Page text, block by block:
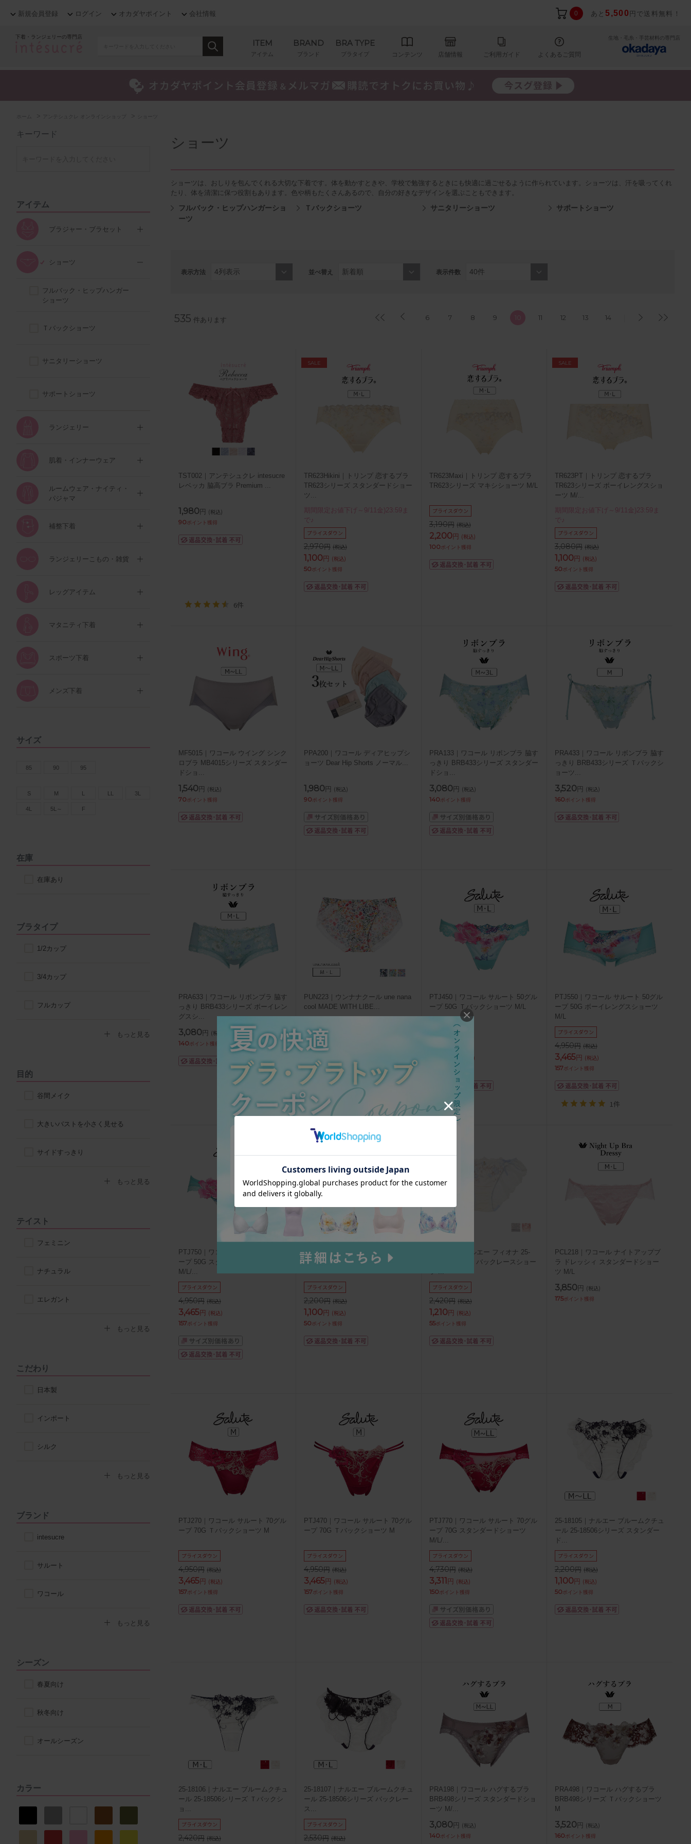
新規会員登録 ログイン オカダヤポイント 会社情報 0 あと 5,500 円で送料無料！
下着・ランジェリーの専門店
ITEM
アイテム
BRAND
ブランド
BRA TYPE
ブラタイプ コンテンツ 店舗情報 ご利用ガイド よくあるご質問
生地・毛糸・手芸材料の専門店
> >
キーワード
アイテム
ブラジャー・ブラセット
ショーツ
フルバック・ヒップハンガー
ショーツ
Ｔバックショーツ
サニタリーショーツ
サポートショーツ
ランジェリー
肌着・インナーウェア
ルームウェア・ナイティ・
パジャマ
補整下着
ランジェリーこもの・雑貨
レッグアイテム
マタニティ下着
スポーツ下着
メンズ下着
サイズ
85 90 95
S M L LL 3L
4L 5L～ F
在庫
在庫あり
ブラタイプ
1/2カップ
3/4カップ
フルカップ
4/5カップ
もっと見る
目的
谷間メイク
大きいバストを小さく見せる
サイドすっきり
ストラップレス
もっと見る
テイスト
フェミニン
ナチュラル
エレガント
もっと見る
こだわり
日本製
インポート
シルク
もっと見る
ブランド
intesucre
サルート
ワコール
もっと見る
シーズン
春夏向け
秋冬向け
オールシーズン
カラー
ショーツ
ショーツは、おしりを包んでくれる大切な下着です。体を動かすときや、学校で勉強するときにも快適に過ごせるように作られています。ショーツは、汗を吸ってくれ
たり、体を清潔に保つ役割もあります。色や柄もたくさんあるので、自分の好きなデザインを選ぶこともできます。
フルバック・ヒップハンガーショ
ーツ
Ｔバックショーツ サニタリーショーツ サポートショーツ
表示方法 並べ替え 表示件数
535 件あります 6 7 8 9 10 11 12 13 14
TST002｜アンテシュクレ intesucre
レベッカ 脇高ブラ Premium ...
6件
1,980円 (税込)
90ポイント獲得
SALE
TR623Hikini｜トリンプ 恋するブラ
TR623シリーズ スタンダードショー
ツ ...
期間限定お値下げ～9/11金)23:59ま
で♪
2,970円 (税込)
プライスダウン
1,100円 (税込)
50ポイント獲得
TR623Maxi｜トリンプ 恋するブラ
TR623シリーズ マキシショーツ M/L
3,190円 (税込)
プライスダウン
2,200円 (税込)
100ポイント獲得
SALE
TR623PT｜トリンプ 恋するブラ
TR623シリーズ ボーイレングスショ
ーツ M/...
期間限定お値下げ～9/11金)23:59ま
で♪
3,080円 (税込)
プライスダウン
1,100円 (税込)
50ポイント獲得
MF5015｜ワコール ウイング シンク
ロブラ MB4015シリーズ スタンダー
ドショ ...
1,540円 (税込)
70ポイント獲得
PPA200｜ワコール ディアヒップシ
ョーツ Dear Hip Shorts ノーマル...
1,980円 (税込)
90ポイント獲得
PRA133｜ワコール リボンブラ 脇す
っきり BRB433シリーズ スタンダー
ドショ ...
3,080円 (税込)
140ポイント獲得
PRA433｜ワコール リボンブラ 脇す
っきり BRB433シリーズ Ｔバックシ
ョーツ ...
3,520円 (税込)
160ポイント獲得
PRA633｜ワコール リボンブラ 脇す
っきり BRB433シリーズ ボーイレン
グスシ ...
3,080円 (税込)
140ポイント獲得
PUN223｜ウンナナクール une nana
cool MADE WITH LIBE...
2,310円
ポイント獲得
PTJ450｜ワコール サルート 50グル
ープ 50G Ｔバックショーツ M/L
円 (税込)
プライスダウン
円
(税込)
ポイント獲得
PTJ550｜ワコール サルート 50グル
ープ 50G ボーイレングスショーツ
M/L
1件
4,950円 (税込)
プライスダウン
3,465円 (税込)
157ポイント獲得
PTJ750｜ワコール サルート 50グル
ープ 50G スタンダードショーツ
M/L/...
4,950円 (税込)
プライスダウン
3,465円 (税込)
157ポイント獲得
25-18121｜ナルエー フィオナ 25-
18521シリーズ Ｔバックショーツ M
2,200円 (税込)
プライスダウン
1,100円 (税込)
50ポイント獲得
25-18122｜ナルエー フィオナ 25-
18521シリーズ バックレースショー
ツ...
2,420円 (税込)
プライスダウン
1,210円 (税込)
55ポイント獲得
PCL218｜ワコール ナイトアップブ
ラ ドレッシィ スタンダードショー
ツ M/L
3,850円 (税込)
175ポイント獲得
PTJ270｜ワコール サルート 70グル
ープ 70G Ｔバックショーツ M
4,950円 (税込)
プライスダウン
3,465円 (税込)
157ポイント獲得
PTJ470｜ワコール サルート 70グル
ープ 70G Ｔバックショーツ M
4,950円 (税込)
プライスダウン
3,465円 (税込)
157ポイント獲得
PTJ770｜ワコール サルート 70グル
ープ 70G スタンダードショーツ
M/L/...
4,730円 (税込)
プライスダウン
3,311 円 (税込)
150ポイント獲得
25-18105｜ナルエー ブルームクチュ
ール 25-18506シリーズ スタンダー
ド ...
2,200円 (税込)
プライスダウン
1,100円 (税込)
50ポイント獲得
25-18106｜ナルエー ブルームクチュ
ール 25-18506シリーズ Ｔバックシ
ョ ...
2,420円 (税込)
プライスダウン
25-18107｜ナルエー ブルームクチュ
ール 25-18506シリーズ バックレー
ス ...
2,530円 (税込)
プライスダウン
PRA198｜ワコール ハグするブラ
BRB498シリーズ スタンダードショ
ーツ M/...
3,080円 (税込)
140ポイント獲得
PRA498｜ワコール ハグするブラ
BRB498シリーズ Ｔバックショーツ
M
3,520円 (税込)
160ポイント獲得